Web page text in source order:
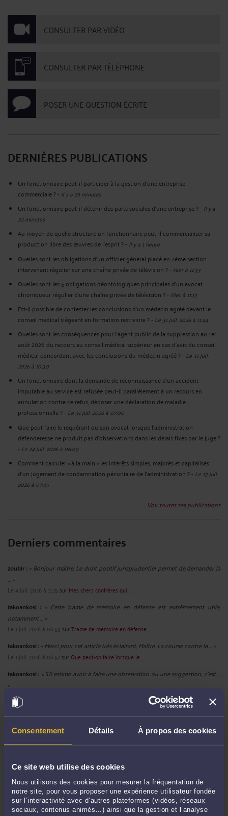
Consentement Détails À propos des cookies
Ce site web utilise des cookies
Nous utilisons des cookies pour mesurer la fréquentation de
notre site, pour vous proposer une expérience utilisateur fondée
sur l’interactivité avec d’autres plateformes (vidéos, réseaux
sociaux, contenus animés…) ainsi que la gestion et l’analyse
CONSULTER PAR VIDÉO
CONSULTER PAR TÉLÉPHONE
POSER UNE QUESTION ÉCRITE
DERNIÈRES PUBLICATIONS
Un fonctionnaire peut-il participer à la gestion d’une entreprise
commerciale ?- Il y a 29 minutes
Un fonctionnaire peut-il détenir des parts sociales d’une entreprise ?- Il y a
32 minutes
Au moyen de quelle structure un fonctionnaire peut-il commercialiser sa
production libre des œuvres de l’esprit ?- Il y a 1 heure
Quelles sont les obligations d’un officier général placé en 2ème section
intervenant régulier sur une chaîne privée de télévision ?- Hier à 11:33
Quelles sont les 5 obligations déontologiques principales d’un avocat
chroniqueur régulier d’une chaîne privée de télévision ?- Hier à 11:13
Est-il possible de contester les conclusions d’un médecin agréé devant le
conseil médical siégeant en formation restreinte ?- Le 31 juil. 2026 à 11:44
Quelles sont les conséquences pour l’agent public de la suppression au 1er
août 2026 du recours au conseil médical supérieur en cas d'avis du conseil
médical concordant avec les conclusions du médecin agréé ?- Le 31 juil.
2026 à 10:30
Un fonctionnaire dont la demande de reconnaissance d’un accident
imputable au service est refusée peut-il parallèlement à un recours en
annulation contre ce refus, déposer une déclaration de maladie
professionnelle ?- Le 31 juil. 2026 à 07:00
Que peut faire le requérant ou son avocat lorsque l'administration
défenderesse ne produit pas d'observations dans les délais fixés par le juge ?
- Le 24 juil. 2026 à 06:09
Comment calculer « à la main » les intérêts simples, majorés et capitalisés
d’un jugement de condamnation pécuniaire de l’administration ?- Le 13 juil.
2026 à 07:45
Voir toutes ses publications
Derniers commentaires
zoubir : « Bonjour maître, Le droit positif jurisprudentiel permet de demander la
... »
Le 4 juil. 2026 à 11:15 sur Mes chers confrères qui ...
takoankosi : « Cette trame de mémoire en défense est extrêmement utile,
notamment ... »
Le 1 juil. 2026 à 06:53 surTrame de mémoire en défense ...
takoankosi :« Merci pour cet article très éclairant, Maître. La course contre la ... »
Le 1 juil. 2026 à 06:52sur Que peut-on faire lorsque le ...
takoankosi : « S’il estime avoir à faire une observation ou une suggestion, c’est ...
»
Le 23 juin 2026 à 10:43
Modèle de lettre de demande de ...
« Bonjour. Cet article est très intéressant et cadre avec ce que j'ai ... »
Ce qu’un fonctionnaire convoqué ...
Le 21 mai 2026 à 09:13sur Comment présenter une requête ...
RECHERCHE